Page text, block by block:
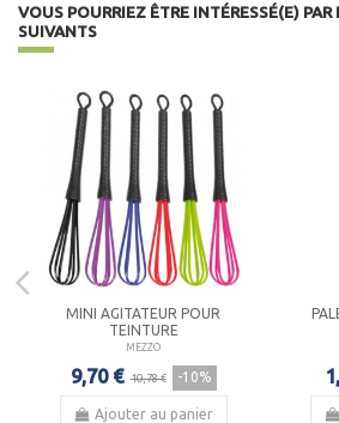
VOUS POURRIEZ ÊTRE INTÉRESSÉ(E) PAR
SUIVANTS
MINI AGITATEUR POUR
TEINTURE
MEZZO
9,70 € 10,78 € -10%
Ajouter au panier